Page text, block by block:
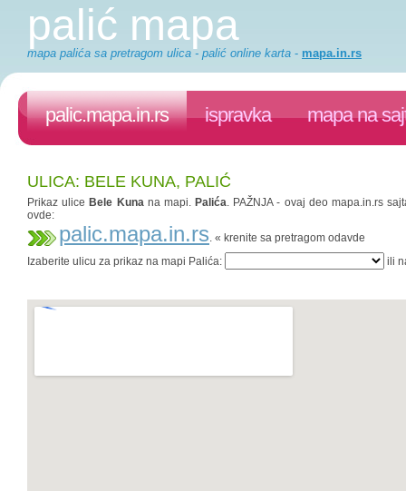
palić mapa
mapa palića sa pretragom ulica - palić online karta - mapa.in.rs
palic.mapa.in.rs ispravka mapa na
ULICA: BELE KUNA, PALIĆ
Prikaz ulice Bele Kunana mapi. Palića. PAŽNJA - ovaj deo mapa.in.rs
ovde:
palic.mapa.in.rs. « krenite sa pretragom odavde
Izaberite ulicu za prikaz na mapi Palića:
ili